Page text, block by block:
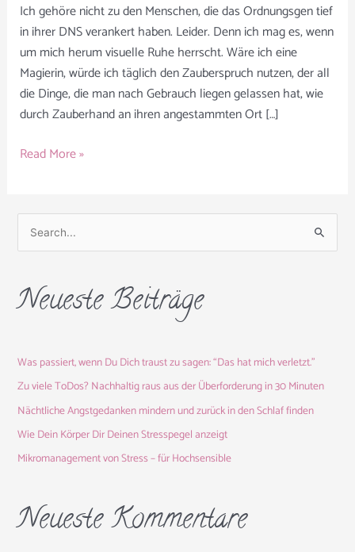
Ich gehöre nicht zu den Menschen, die das Ordnungsgen tief
in ihrer DNS verankert haben. Leider. Denn ich mag es, wenn
um mich herum visuelle Ruhe herrscht. Wäre ich eine
Magierin, würde ich täglich den Zauberspruch nutzen, der all
die Dinge, die man nach Gebrauch liegen gelassen hat, wie
durch Zauberhand an ihren angestammten Ort […]
Read More »
u
h
n
a
c
h
Neueste Beiträge
Was passiert, wenn Du Dich traust zu sagen: “Das hat mich verletzt.”
Zu viele ToDos? Nachhaltig raus aus der Überforderung in 30 Minuten
Nächtliche Angstgedanken mindern und zurück in den Schlaf finden
Wie Dein Körper Dir Deinen Stresspegel anzeigt
Mikromanagement von Stress – für Hochsensible
Neueste Kommentare